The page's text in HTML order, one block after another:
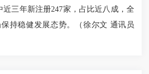
近三年新注册247家，占比近八成，全
持稳健发展态势。（徐尔文 通讯员